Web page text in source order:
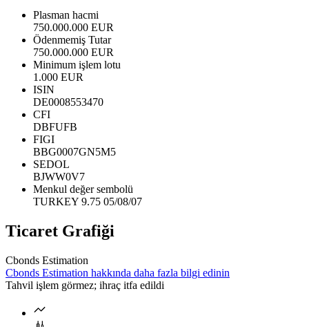
Plasman hacmi
750.000.000 EUR
Ödenmemiş Tutar
750.000.000 EUR
Minimum işlem lotu
1.000 EUR
ISIN
DE0008553470
CFI
DBFUFB
FIGI
BBG0007GN5M5
SEDOL
BJWW0V7
Menkul değer sembolü
TURKEY 9.75 05/08/07
Ticaret Grafiği
Cbonds Estimation
Cbonds Estimation hakkında daha fazla bilgi edinin
Tahvil işlem görmez; ihraç itfa edildi